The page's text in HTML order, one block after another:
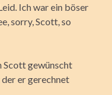
Ich war ein böser
sorry, Scott, so
Scott gewünscht
er gerechnet